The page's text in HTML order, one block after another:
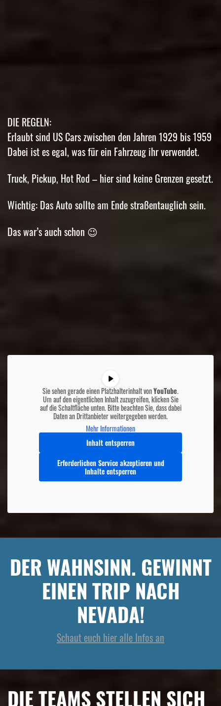
DIE REGELN:
Erlaubt sind US Cars zwischen den Jahren 1929 bis 1959
Dabei ist es egal, was für ein Fahrzeug ihr verwendet.
Truck, Pickup, Hot Rod – hier sind keine Grenzen gesetzt.
Wichtig: Das Auto sollte am Ende straßentauglich sein.
Das war’s auch schon 😉
Sie sehen gerade einen Platzhalterinhalt vonYouTube.
Um auf den eigentlichen Inhalt zuzugreifen, klicken Sie
auf die Schaltfläche unten. Bitte beachten Sie, dass dabei
Daten an Drittanbieter weitergegeben werden.
Mehr Informationen
Inhalt entsperren
Erforderlichen Service akzeptieren und
Inhalte entsperren
DER WAHNSINN. GEWINNT
EINEN TRIP NACH
NEVADA!
Schaut euch hier alle Infos an
DIE TEAMS STELLEN SICH